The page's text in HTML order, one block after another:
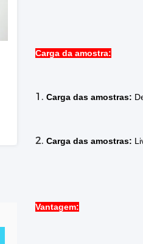
Carga da amostra:
1. Carga das amostras:
2. Carga das amostras:
Vantagem: